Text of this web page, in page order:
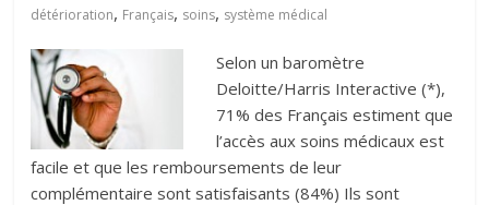
détérioration, Français, soins, système médical
Selon un baromètre
Deloitte/Harris Interactive (*),
71% des Français estiment que
l’accès aux soins médicaux est
facile et que les remboursements de leur
complémentaire sont satisfaisants (84%) Ils sont